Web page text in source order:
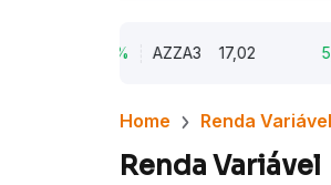
AZZA3 17,02
Home Renda Variável
Renda Variável